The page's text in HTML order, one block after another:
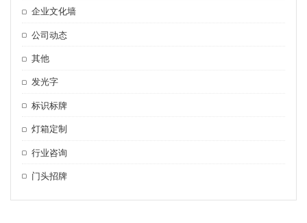
企业文化墙
公司动态
其他
发光字
标识标牌
灯箱定制
行业咨询
门头招牌